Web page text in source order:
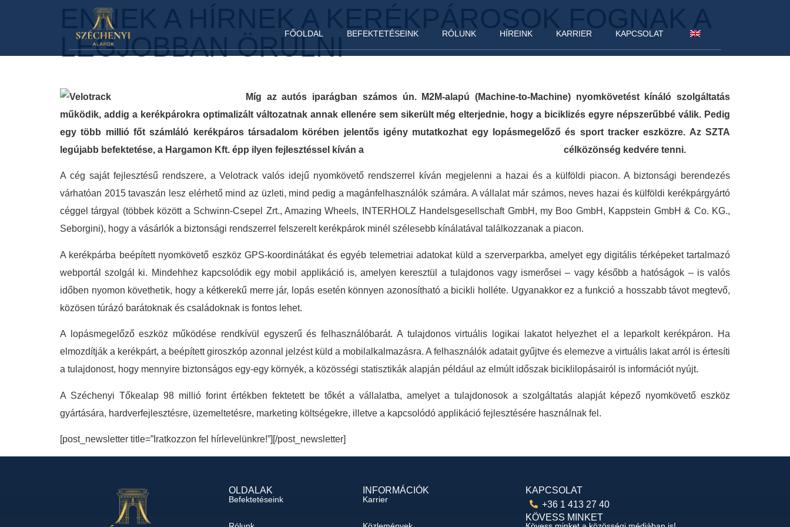
FŐOLDAL BEFEKTETÉSEINK RÓLUNK HÍREINK KARRIER KAPCSOLAT
ENNEK A HÍRNEK A KERÉKPÁROSOK FOGNAK A
LEGJOBBAN ÖRÜLNI
Míg az autós iparágban számos ún. M2M-alapú (Machine-to-Machine) nyomkövetést kínáló szolgáltatás
működik, addig a kerékpárokra optimalizált változatnak annak ellenére sem sikerült még elterjednie, hogy a biciklizés egyre népszerűbbé válik. Pedig
egy több millió főt számláló kerékpáros társadalom körében jelentős igény mutatkozhat egy lopásmegelőző és sport tracker eszközre. Az SZTA
legújabb befektetése, a Hargamon Kft. épp ilyen fejlesztéssel kíván a célközönség kedvére tenni.
A cég saját fejlesztésű rendszere, a Velotrack valós idejű nyomkövető rendszerrel kíván megjelenni a hazai és a külföldi piacon. A biztonsági berendezés
várhatóan 2015 tavaszán lesz elérhető mind az üzleti, mind pedig a magánfelhasználók számára. A vállalat már számos, neves hazai és külföldi kerékpárgyártó
céggel tárgyal (többek között a Schwinn-Csepel Zrt., Amazing Wheels, INTERHOLZ Handelsgesellschaft GmbH, my Boo GmbH, Kappstein GmbH & Co. KG.,
Seborgini), hogy a vásárlók a biztonsági rendszerrel felszerelt kerékpárok minél szélesebb kínálatával találkozzanak a piacon.
A kerékpárba beépített nyomkövető eszköz GPS-koordinátákat és egyéb telemetriai adatokat küld a szerverparkba, amelyet egy digitális térképeket tartalmazó
webportál szolgál ki. Mindehhez kapcsolódik egy mobil applikáció is, amelyen keresztül a tulajdonos vagy ismerősei – vagy később a hatóságok – is valós
időben nyomon követhetik, hogy a kétkerekű merre jár, lopás esetén könnyen azonosítható a bicikli holléte. Ugyanakkor ez a funkció a hosszabb távot megtevő,
közösen túrázó barátoknak és családoknak is fontos lehet.
A lopásmegelőző eszköz működése rendkívül egyszerű és felhasználóbarát. A tulajdonos virtuális logikai lakatot helyezhet el a leparkolt kerékpáron. Ha
elmozdítják a kerékpárt, a beépített giroszkóp azonnal jelzést küld a mobilalkalmazásra. A felhasználók adatait gyűjtve és elemezve a virtuális lakat arról is értesíti
a tulajdonost, hogy mennyire biztonságos egy-egy környék, a közösségi statisztikák alapján például az elmúlt időszak biciklilopásairól is információt nyújt.
A Széchenyi Tőkealap 98 millió forint értékben fektetett be tőkét a vállalatba, amelyet a tulajdonosok a szolgáltatás alapját képező nyomkövető eszköz
gyártására, hardverfejlesztésre, üzemeltetésre, marketing költségekre, illetve a kapcsolódó applikáció fejlesztésére használnak fel.
[post_newsletter title=”Iratkozzon fel hírlevelünkre!”][/post_newsletter]
OLDALAK
Befektetéseink
INFORMÁCIÓK
Karrier
KAPCSOLAT
+36 1 413 27 40
KÖVESS MINKET